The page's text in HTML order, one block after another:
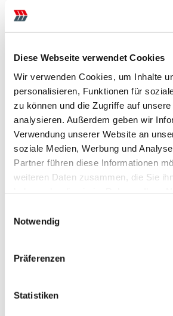
Diese Webseite verwendet Cookies
Wir verwenden Cookies, um Inhalte
personalisieren, Funktionen für
zu können und die Zugriffe auf
analysieren. Außerdem geben wir
Verwendung unserer Website an
soziale Medien, Werbung und
Partner führen diese Informationen
weiteren Daten zusammen, die Sie
Notwendig
Präferenzen
Statistiken
Im Bereich
Segment der angebauten und
Feldspritzen für große
CHD mit durchdachter Technik,
und robuster Bauweise. Als
bietet CHD Lösungen, die
Anforderungen moderner
abgestimmt sind.